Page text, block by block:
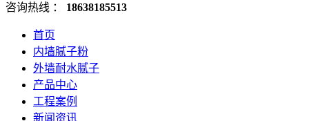
咨询热线 ： 18638185513
首页
内墙腻子粉
外墙耐水腻子
产品中心
工程案例
新闻资讯